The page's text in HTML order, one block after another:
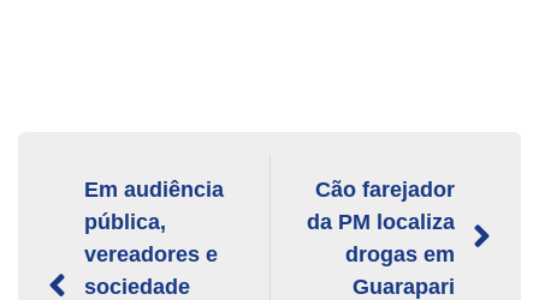
Em audiência
pública,
vereadores e
sociedade
Cão farejador
da PM localiza
drogas em
Guarapari